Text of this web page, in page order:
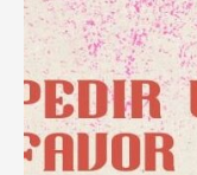
consuelo
en
momentos
difíciles